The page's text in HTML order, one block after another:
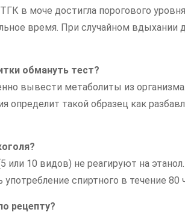
в моче достигла порогового
время. При случайном вдыхании
обмануть тест?
вывести метаболиты из
определит такой образец как
10 видов) не реагируют на
спиртного в течение 80
рецепту?